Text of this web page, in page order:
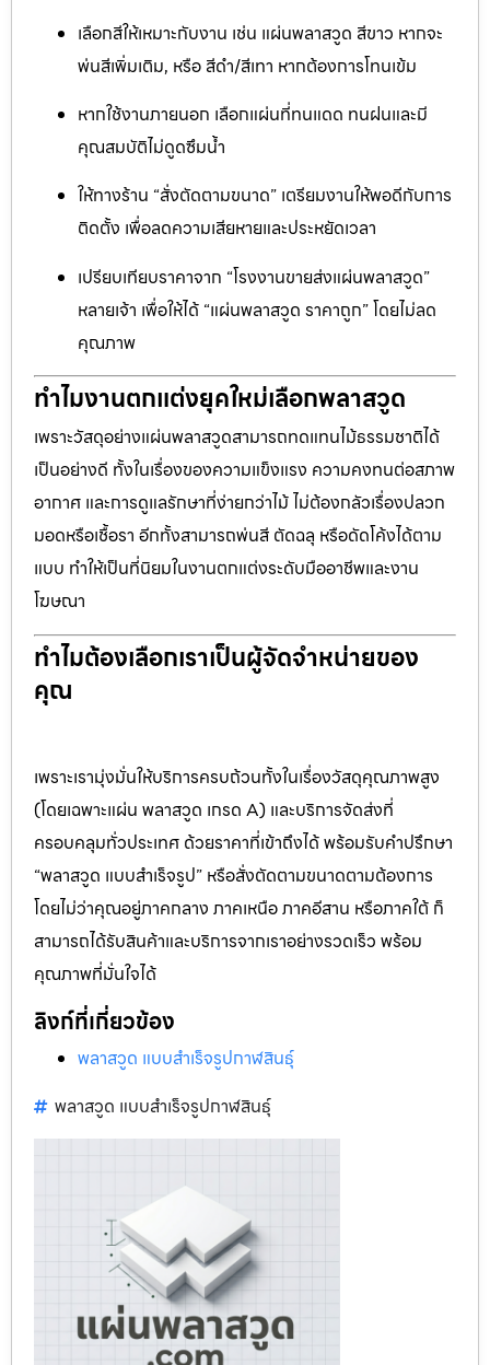
เลือกสีให้เหมาะกับงาน เช่น แผ่นพลาสวูด สีขาว หากจะ
พ่นสีเพิ่มเติม, หรือ สีดำ/สีเทา หากต้องการโทนเข้ม
หากใช้งานภายนอก เลือกแผ่นที่ทนแดด ทนฝนและมี
คุณสมบัติไม่ดูดซึมน้ำ
ให้ทางร้าน “สั่งตัดตามขนาด” เตรียมงานให้พอดีกับการ
ติดตั้ง เพื่อลดความเสียหายและประหยัดเวลา
เปรียบเทียบราคาจาก “โรงงานขายส่งแผ่นพลาสวูด”
หลายเจ้า เพื่อให้ได้ “แผ่นพลาสวูด ราคาถูก” โดยไม่ลด
คุณภาพ
ทำไมงานตกแต่งยุคใหม่เลือกพลาสวูด
เพราะวัสดุอย่างแผ่นพลาสวูดสามารถทดแทนไม้ธรรมชาติได้
เป็นอย่างดี ทั้งในเรื่องของความแข็งแรง ความคงทนต่อสภาพ
อากาศ และการดูแลรักษาที่ง่ายกว่าไม้ ไม่ต้องกลัวเรื่องปลวก
มอดหรือเชื้อรา อีกทั้งสามารถพ่นสี ตัดฉลุ หรือดัดโค้งได้ตาม
แบบ ทำให้เป็นที่นิยมในงานตกแต่งระดับมืออาชีพและงาน
โฆษณา
ทำไมต้องเลือกเราเป็นผู้จัดจำหน่ายของ
คุณ
เพราะเรามุ่งมั่นให้บริการครบถ้วนทั้งในเรื่องวัสดุคุณภาพสูง
(โดยเฉพาะแผ่น พลาสวูด เกรด A) และบริการจัดส่งที่
ครอบคลุมทั่วประเทศ ด้วยราคาที่เข้าถึงได้ พร้อมรับคำปรึกษา
“พลาสวูด แบบสำเร็จรูป” หรือสั่งตัดตามขนาดตามต้องการ
โดยไม่ว่าคุณอยู่ภาคกลาง ภาคเหนือ ภาคอีสาน หรือภาคใต้ ก็
สามารถได้รับสินค้าและบริการจากเราอย่างรวดเร็ว พร้อม
คุณภาพที่มั่นใจได้
ลิงก์ที่เกี่ยวข้อง
พลาสวูด แบบสำเร็จรูปกาฬสินธุ์
พลาสวูด แบบสำเร็จรูปกาฬสินธุ์